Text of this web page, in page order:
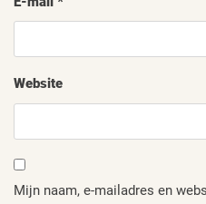
Website
Mijn naam, e-mailadres en